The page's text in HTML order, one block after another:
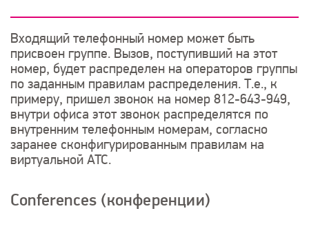
Входящий телефонный номер может быть
присвоен группе. Вызов, поступивший на этот
номер, будет распределен на операторов группы
по заданным правилам распределения. Т.е., к
примеру, пришел звонок на номер 812-643-949,
внутри офиса этот звонок распределятся по
внутренним телефонным номерам, согласно
заранее сконфигурированным правилам на
виртуальной АТС.
Conferences (конференции)